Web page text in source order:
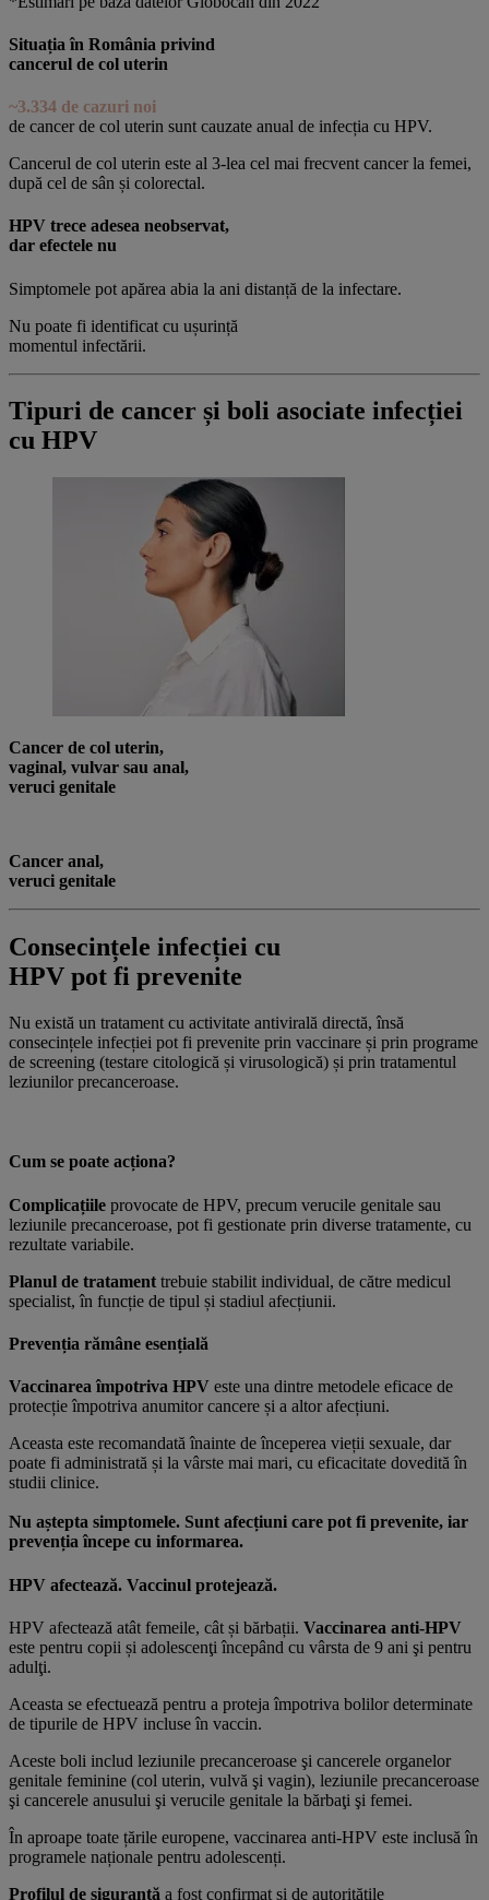
Situația în România privind
cancerul de col uterin
~3.334 de cazuri noi
de cancer de col uterin sunt cauzate anual de infecția cu HPV.
Cancerul de col uterin este al 3-lea cel mai frecvent cancer la femei,
după cel de sân și colorectal.
HPV trece adesea neobservat,
dar efectele nu
Simptomele pot apărea abia la ani distanță de la infectare.
Nu poate fi identificat cu ușurință
momentul infectării.
Tipuri de cancer și boli asociate infecției
cu HPV
Cancer de col uterin,
vaginal, vulvar sau anal,
veruci genitale
Cancer anal,
veruci genitale
Consecințele infecției cu
HPV pot fi prevenite
Nu există un tratament cu activitate antivirală directă, însă
consecințele infecției pot fi prevenite prin vaccinare și prin programe
de screening (testare citologică și virusologică) și prin tratamentul
leziunilor precanceroase.
Cum se poate acționa?
Complicațiile provocate de HPV, precum verucile genitale sau
leziunile precanceroase, pot fi gestionate prin diverse tratamente, cu
rezultate variabile.
Planul de tratament trebuie stabilit individual, de către medicul
specialist, în funcție de tipul și stadiul afecțiunii.
Prevenția rămâne esențială
Vaccinarea împotriva HPV este una dintre metodele eficace de
protecție împotriva anumitor cancere și a altor afecțiuni.
Aceasta este recomandată înainte de începerea vieții sexuale, dar
poate fi administrată și la vârste mai mari, cu eficacitate dovedită în
studii clinice.
Nu aștepta simptomele. Sunt afecțiuni care pot fi prevenite, iar
prevenția începe cu informarea.
HPV afectează. Vaccinul protejează.
HPV afectează atât femeile, cât și bărbații. Vaccinarea anti-HPV
este pentru copii și adolescenţi începând cu vârsta de 9 ani şi pentru
adulţi.
Aceasta se efectuează pentru a proteja împotriva bolilor determinate
de tipurile de HPV incluse în vaccin.
Aceste boli includ leziunile precanceroase şi cancerele organelor
genitale feminine (col uterin, vulvă şi vagin), leziunile precanceroase
şi cancerele anusului şi verucile genitale la bărbaţi şi femei.
În aproape toate țările europene, vaccinarea anti-HPV este inclusă în
programele naționale pentru adolescenți.
Profilul de siguranță a fost confirmat și de autoritățile